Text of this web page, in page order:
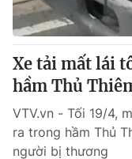
Xe tải mất lái
hầm Thủ
VTV.vn - Tối 19/4,
ra trong hầm Thủ
người bị thương